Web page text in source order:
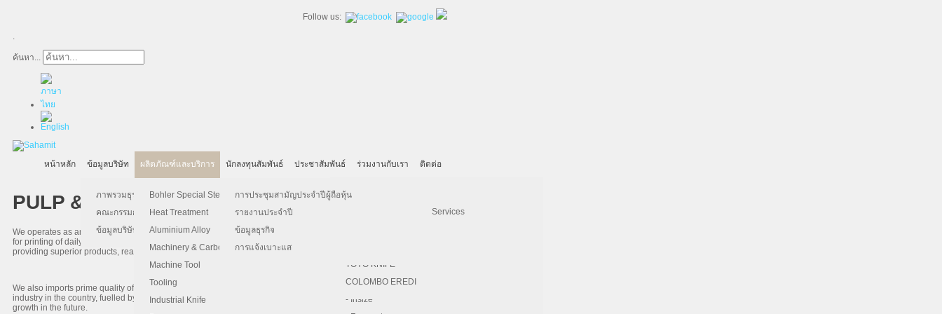
Follow us:
.
ค้นหา...
หน้าหลัก ข้อมูลบริษัท
ภาพรวมธุรกิจ
คณะกรรมการบริษัท
ข้อมูลบริษัท
ผลิตภัณฑ์และบริการ
Bohler Special Steel
Heat Treatment
Aluminium Alloy
Machinery & Carbon Steels
Machine Tool
- United Machining
- Bridgeport
- DZ LASER
- CW
Tooling
- SECO
- Magnescale
- Chevalier
- Insize
Industrial Knife
Machinery
KAHL
TOYO KNIFE
COLOMBO EREDI
Iskra
Electrical Engineering Services
นักลงทุนสัมพันธ์
การประชุมสามัญประจำปีผู้ถือหุ้น
รายงานประจำปี
ข้อมูลธุรกิจ
การแจ้งเบาะแส
ประชาสัมพันธ์ ร่วมงานกับเรา ติดต่อ
PULP & PAPER
We operates as an importer and distributor of variety of paper in both reels/reams to publishers and printing house in the nation
for printing of daily and weekly newspapers, magazines, textbooks, journals calendars and forms. We take pride in
providing superior products, reasonable pricing and exceptional customer service to our customers.
We also imports prime quality of softwood, hardwood pulp and recovered paper to meet the growing demand of the paper
industry in the country, fuelled by the expanding market for printed media and packaging which are expected to experience rapid
growth in the future.